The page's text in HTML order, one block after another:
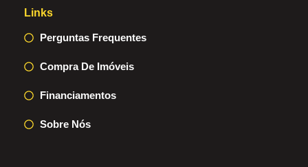
Links
Perguntas Frequentes
Compra De Imóveis
Financiamentos
Sobre Nós